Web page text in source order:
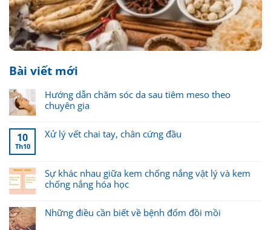
Bài viết mới
Hướng dẫn chăm sóc da sau tiêm meso theo
chuyên gia
10
Th10
Xử lý vết chai tay, chân cứng đầu
Sự khác nhau giữa kem chống nắng vật lý và kem
chống nắng hóa học
Những điều cần biết về bệnh đốm đồi mồi